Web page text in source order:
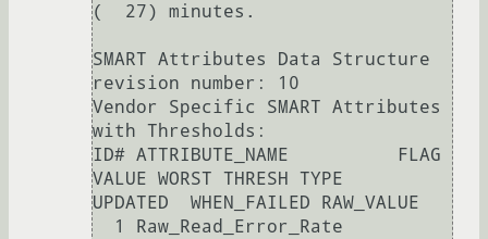
(  27) minutes.
SMART Attributes Data Structure
revision number: 10
Vendor Specific SMART Attributes
with Thresholds:
ID# ATTRIBUTE_NAME          FLAG
VALUE WORST THRESH TYPE
UPDATED  WHEN_FAILED RAW_VALUE